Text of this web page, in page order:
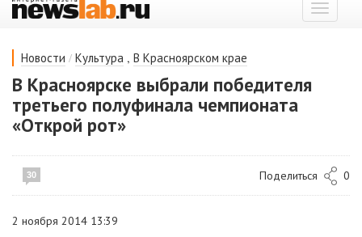
Показать
меню
Новости / Культура , В Красноярском крае
В Красноярске выбрали победителя
третьего полуфинала чемпионата
«Открой рот»
30 Поделиться 0
2 ноября 2014 13:39